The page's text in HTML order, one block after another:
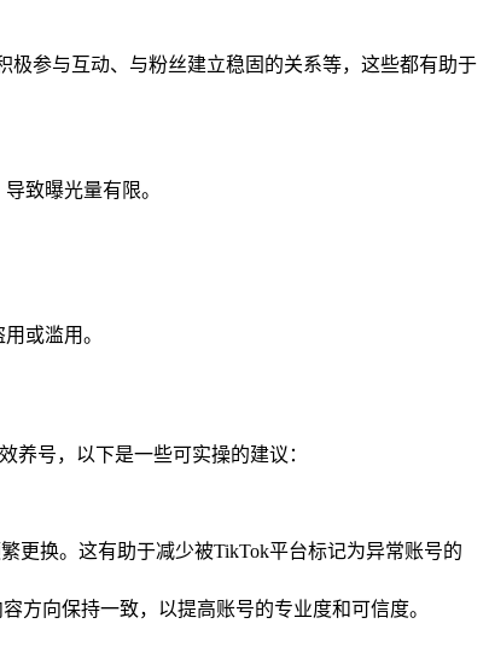
参与互动、与粉丝建立稳固的关系等，这些都有助于
致曝光量有限。
或滥用。
养号，以下是一些可实操的建议：
更换。这有助于减少被TikTok平台标记为异常账号的
方向保持一致，以提高账号的专业度和可信度。